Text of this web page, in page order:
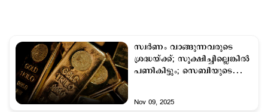
സ്വർണം വാങ്ങുന്നവരുടെ
ശ്രദ്ധയ്ക്ക്; സൂക്ഷിച്ചില്ലെങ്കിൽ
പണികിട്ടും; സെബിയുടെ
Nov 09, 2025